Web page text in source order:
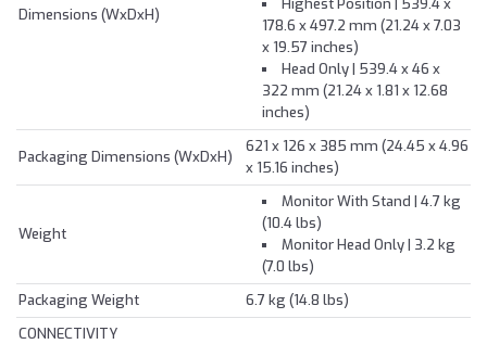
Dimensions (WxDxH)
178.6 x 497.2 mm (21.24 x 7.03
x 19.57 inches)
Head Only | 539.4 x 46 x
322 mm (21.24 x 1.81 x 12.68
inches)
Packaging Dimensions (WxDxH)
621 x 126 x 385 mm (24.45 x 4.96
x 15.16 inches)
Weight
Monitor With Stand | 4.7 kg
(10.4 lbs)
Monitor Head Only | 3.2 kg
(7.0 lbs)
Packaging Weight
6.7 kg (14.8 lbs)
CONNECTIVITY